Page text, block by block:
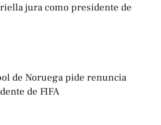
jura como presidente de
de Noruega pide renuncia
de FIFA